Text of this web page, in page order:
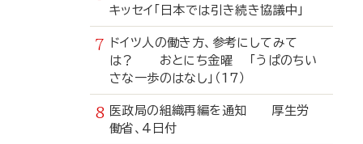
キッセイ「日本では引き続き協議中」
ドイツ人の働き方、参考にしてみて
は？ おとにち金曜 「うぱのちい
さな一歩のはなし」（17）
医政局の組織再編を通知 厚生労
働省、4日付